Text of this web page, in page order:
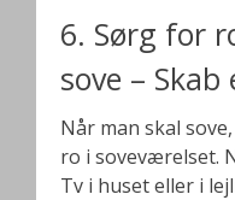
6. Sørg for
sove –
Når man skal
ro i soveværelset.
Tv i huset eller i